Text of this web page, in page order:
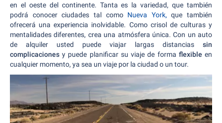
en el oeste del continente. Tanta es la variedad, que también
podrá conocer ciudades tal como Nueva York, que también
ofrecerá una experiencia inolvidable. Como crisol de culturas y
mentalidades diferentes, crea una atmósfera única. Con un auto
de alquiler usted puede viajar largas distancias sin
complicaciones y puede planificar su viaje de forma flexibleen
cualquier momento, ya sea un viaje por la ciudad o un tour.